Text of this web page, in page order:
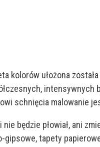
ułożona
intensywnych
schnięcia malowanie
będzie płowiał, ani
tapety